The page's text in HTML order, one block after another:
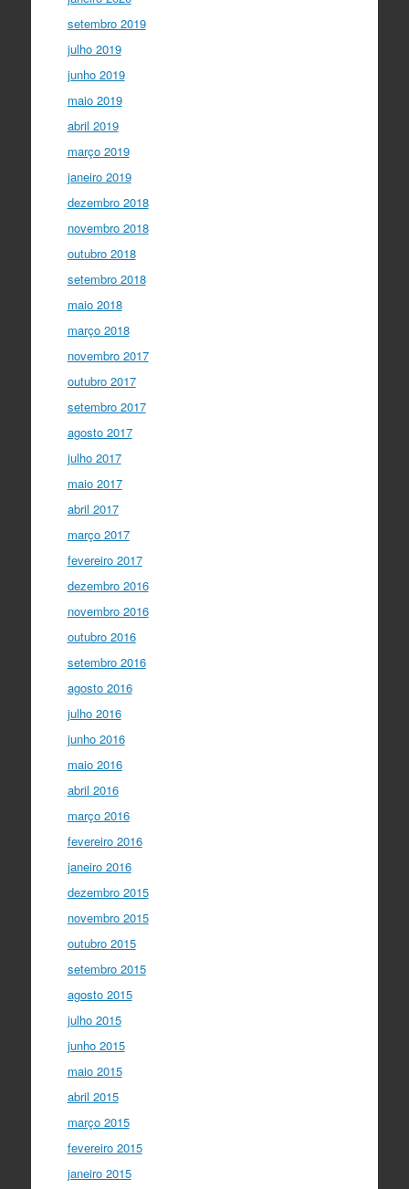
setembro 2019
julho 2019
junho 2019
maio 2019
abril 2019
março 2019
janeiro 2019
dezembro 2018
novembro 2018
outubro 2018
setembro 2018
maio 2018
março 2018
novembro 2017
outubro 2017
setembro 2017
agosto 2017
julho 2017
maio 2017
abril 2017
março 2017
fevereiro 2017
dezembro 2016
novembro 2016
outubro 2016
setembro 2016
agosto 2016
julho 2016
junho 2016
maio 2016
abril 2016
março 2016
fevereiro 2016
janeiro 2016
dezembro 2015
novembro 2015
outubro 2015
setembro 2015
agosto 2015
julho 2015
junho 2015
maio 2015
abril 2015
março 2015
fevereiro 2015
janeiro 2015